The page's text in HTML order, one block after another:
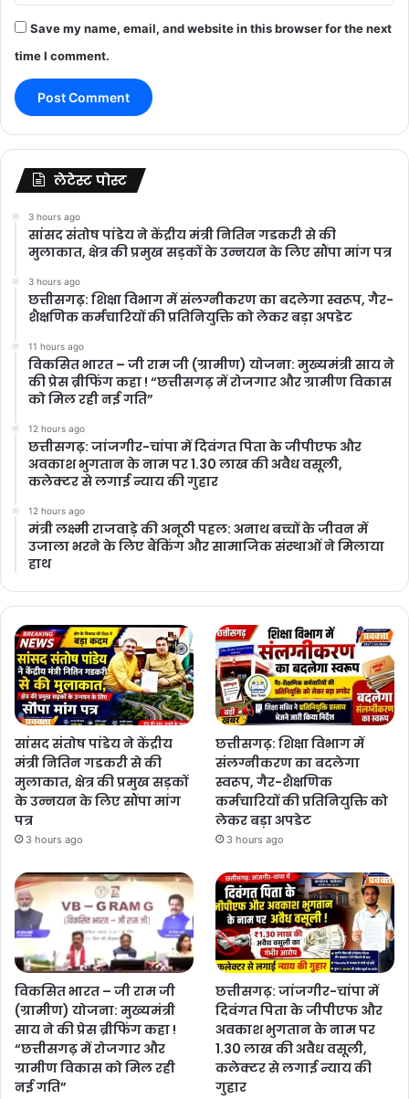
Save my name, email, and website in this browser for the next
time I comment.
लेटेस्ट पोस्ट
3 hours ago
सांसद संतोष पांडेय ने केंद्रीय मंत्री नितिन गडकरी से की
मुलाकात, क्षेत्र की प्रमुख सड़कों के उन्नयन के लिए सौंपा मांग पत्र
3 hours ago
छत्तीसगढ़: शिक्षा विभाग में संलग्नीकरण का बदलेगा स्वरूप, गैर-
शैक्षणिक कर्मचारियों की प्रतिनियुक्ति को लेकर बड़ा अपडेट
11 hours ago
विकसित भारत – जी राम जी (ग्रामीण) योजना: मुख्यमंत्री साय ने
की प्रेस ब्रीफिंग कहा ! “छत्तीसगढ़ में रोजगार और ग्रामीण विकास
को मिल रही नई गति”
12 hours ago
छत्तीसगढ़: जांजगीर-चांपा में दिवंगत पिता के जीपीएफ और
अवकाश भुगतान के नाम पर 1.30 लाख की अवैध वसूली,
कलेक्टर से लगाई न्याय की गुहार
12 hours ago
मंत्री लक्ष्मी राजवाड़े की अनूठी पहल: अनाथ बच्चों के जीवन में
उजाला भरने के लिए बैंकिंग और सामाजिक संस्थाओं ने मिलाया
हाथ
सांसद संतोष पांडेय ने केंद्रीय
मंत्री नितिन गडकरी से की
मुलाकात, क्षेत्र की प्रमुख सड़कों
के उन्नयन के लिए सौंपा मांग
पत्र
3 hours ago
छत्तीसगढ़: शिक्षा विभाग में
संलग्नीकरण का बदलेगा
स्वरूप, गैर-शैक्षणिक
कर्मचारियों की प्रतिनियुक्ति को
लेकर बड़ा अपडेट
3 hours ago
विकसित भारत – जी राम जी
(ग्रामीण) योजना: मुख्यमंत्री
साय ने की प्रेस ब्रीफिंग कहा !
“छत्तीसगढ़ में रोजगार और
ग्रामीण विकास को मिल रही
नई गति”
छत्तीसगढ़: जांजगीर-चांपा में
दिवंगत पिता के जीपीएफ और
अवकाश भुगतान के नाम पर
1.30 लाख की अवैध वसूली,
कलेक्टर से लगाई न्याय की
गुहार